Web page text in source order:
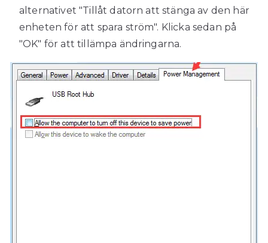
alternativet "Tillåt datorn att stänga av den här
enheten för att spara ström". Klicka sedan på
"OK" för att tillämpa ändringarna.